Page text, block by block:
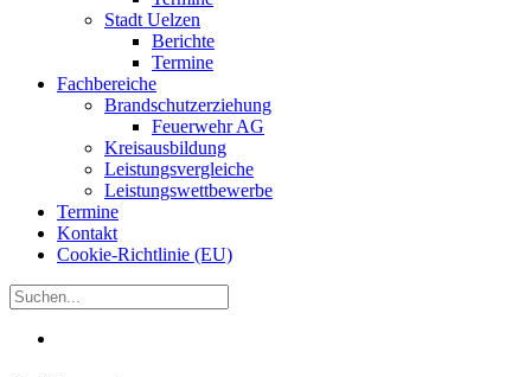
Stadt Uelzen
Berichte
Termine
Fachbereiche
Brandschutzerziehung
Feuerwehr AG
Kreisausbildung
Leistungsvergleiche
Leistungswettbewerbe
Termine
Kontakt
Cookie-Richtlinie (EU)